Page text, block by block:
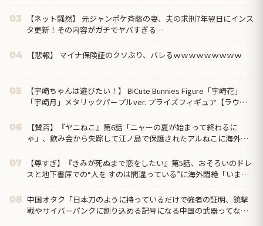
03
【ネット騒然】 元ジャンポケ斉藤の妻、夫の求刑7年翌日にインス
タ更新！その内容がガチでヤバすぎる…
04 【悲報】 マイナ保険証のクソぶり、バレるｗｗｗｗｗｗｗｗｗ
05
【宇崎ちゃんは遊びたい！】 BiCute Bunnies Figure「宇崎花」
「宇崎月」メタリックパープルver. プライズフィギュア【ラウン
06
【賛否】『ヤニねこ』第6話「ニャーの夏が始まって終わるに
ゃ」、飲み会から失踪して江ノ島で保護されたアルねこに海外ざ
ぞ、夢か？」
07
【尊すぎ】『きみが死ぬまで恋をしたい』第5話、おそろいのドレ
スと地下書庫での“人を すのは間違っている”に海外悶絶「いまの
きた」
08 中国オタク「日本刀のように持っているだけで強者の証明、銃撃
戦やサイバーパンクに割り込める記号になる中国の武器ってなん